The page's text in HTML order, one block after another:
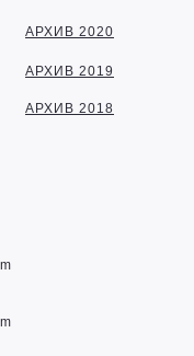
АРХИВ 2020
АРХИВ 2019
АРХИВ 2018